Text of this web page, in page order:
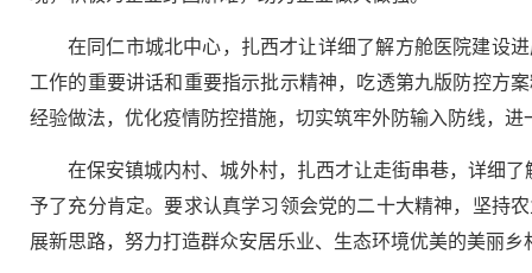
在同仁市城北中心，扎西才让详细了解方舱医院建设
工作的重要讲话和重要指示批示精神，吃透第九版防控方
经验做法，优化疫情防控措施，切实筑牢外防输入防线，
在保安镇城内村、城外村，扎西才让走街串巷，详细
予了充分肯定。要求认真学习领会党的二十大精神，坚持
展新思路，努力打造群众安居乐业、生态环境优美的美丽乡